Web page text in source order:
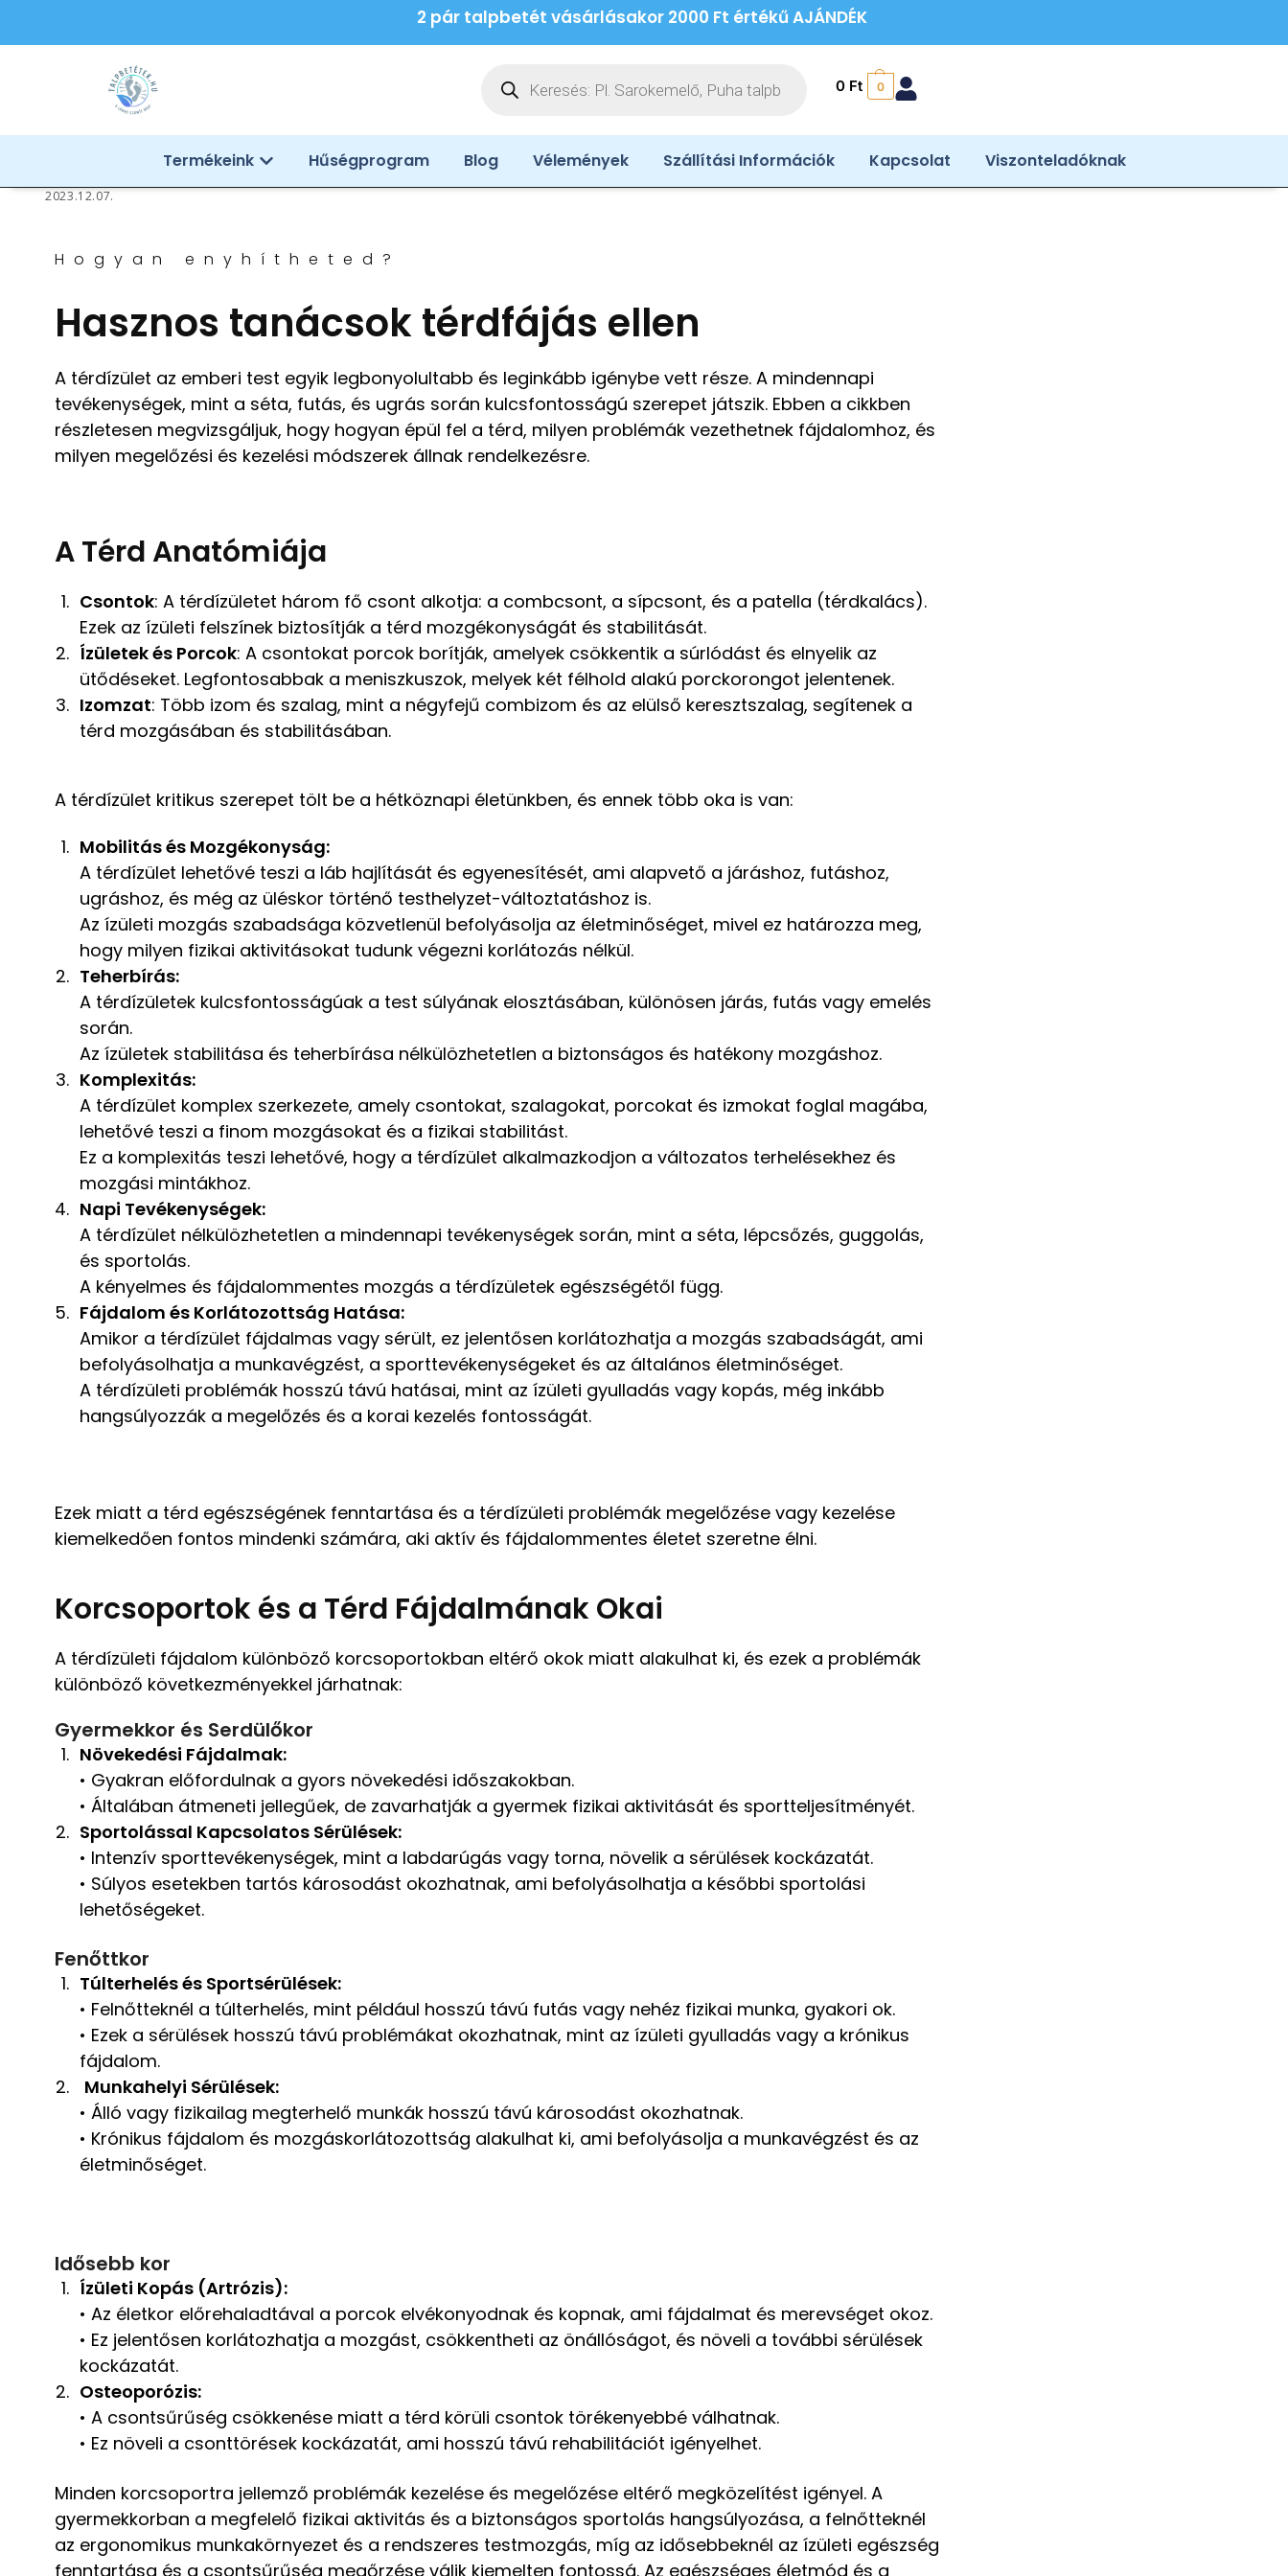
2 pár talpbetét vásárlásakor 2000 Ft értékű AJÁNDÉK
0 Ft 0
Termékeink Hűségprogram Blog Vélemények Szállítási Információk Kapcsolat Viszonteladóknak
2023.12.07.
Hogyan enyhítheted?
Hasznos tanácsok térdfájás ellen
A térdízület az emberi test egyik legbonyolultabb és leginkább igénybe vett része. A mindennapi
tevékenységek, mint a séta, futás, és ugrás során kulcsfontosságú szerepet játszik. Ebben a cikkben
részletesen megvizsgáljuk, hogy hogyan épül fel a térd, milyen problémák vezethetnek fájdalomhoz, és
milyen megelőzési és kezelési módszerek állnak rendelkezésre.
A Térd Anatómiája
Csontok: A térdízületet három fő csont alkotja: a combcsont, a sípcsont, és a patella (térdkalács).
Ezek az ízületi felszínek biztosítják a térd mozgékonyságát és stabilitását.
Ízületek és Porcok: A csontokat porcok borítják, amelyek csökkentik a súrlódást és elnyelik az
ütődéseket. Legfontosabbak a meniszkuszok, melyek két félhold alakú porckorongot jelentenek.
Izomzat: Több izom és szalag, mint a négyfejű combizom és az elülső keresztszalag, segítenek a
térd mozgásában és stabilitásában.
A térdízület kritikus szerepet tölt be a hétköznapi életünkben, és ennek több oka is van:
Mobilitás és Mozgékonyság:
A térdízület lehetővé teszi a láb hajlítását és egyenesítését, ami alapvető a járáshoz, futáshoz,
ugráshoz, és még az üléskor történő testhelyzet-változtatáshoz is.
Az ízületi mozgás szabadsága közvetlenül befolyásolja az életminőséget, mivel ez határozza meg,
hogy milyen fizikai aktivitásokat tudunk végezni korlátozás nélkül.
Teherbírás:
A térdízületek kulcsfontosságúak a test súlyának elosztásában, különösen járás, futás vagy emelés
során.
Az ízületek stabilitása és teherbírása nélkülözhetetlen a biztonságos és hatékony mozgáshoz.
Komplexitás:
A térdízület komplex szerkezete, amely csontokat, szalagokat, porcokat és izmokat foglal magába,
lehetővé teszi a finom mozgásokat és a fizikai stabilitást.
Ez a komplexitás teszi lehetővé, hogy a térdízület alkalmazkodjon a változatos terhelésekhez és
mozgási mintákhoz.
Napi Tevékenységek:
A térdízület nélkülözhetetlen a mindennapi tevékenységek során, mint a séta, lépcsőzés, guggolás,
és sportolás.
A kényelmes és fájdalommentes mozgás a térdízületek egészségétől függ.
Fájdalom és Korlátozottság Hatása:
Amikor a térdízület fájdalmas vagy sérült, ez jelentősen korlátozhatja a mozgás szabadságát, ami
befolyásolhatja a munkavégzést, a sporttevékenységeket és az általános életminőséget.
A térdízületi problémák hosszú távú hatásai, mint az ízületi gyulladás vagy kopás, még inkább
hangsúlyozzák a megelőzés és a korai kezelés fontosságát.
Ezek miatt a térd egészségének fenntartása és a térdízületi problémák megelőzése vagy kezelése
kiemelkedően fontos mindenki számára, aki aktív és fájdalommentes életet szeretne élni.
Korcsoportok és a Térd Fájdalmának Okai
A térdízületi fájdalom különböző korcsoportokban eltérő okok miatt alakulhat ki, és ezek a problémák
különböző következményekkel járhatnak:
Gyermekkor és Serdülőkor
Növekedési Fájdalmak:
• Gyakran előfordulnak a gyors növekedési időszakokban.
• Általában átmeneti jellegűek, de zavarhatják a gyermek fizikai aktivitását és sportteljesítményét.
Sportolással Kapcsolatos Sérülések:
• Intenzív sporttevékenységek, mint a labdarúgás vagy torna, növelik a sérülések kockázatát.
• Súlyos esetekben tartós károsodást okozhatnak, ami befolyásolhatja a későbbi sportolási
lehetőségeket.
Fenőttkor
Túlterhelés és Sportsérülések:
• Felnőtteknél a túlterhelés, mint például hosszú távú futás vagy nehéz fizikai munka, gyakori ok.
• Ezek a sérülések hosszú távú problémákat okozhatnak, mint az ízületi gyulladás vagy a krónikus
fájdalom.
Munkahelyi Sérülések:
• Álló vagy fizikailag megterhelő munkák hosszú távú károsodást okozhatnak.
• Krónikus fájdalom és mozgáskorlátozottság alakulhat ki, ami befolyásolja a munkavégzést és az
életminőséget.
Idősebb kor
Ízületi Kopás (Artrózis):
• Az életkor előrehaladtával a porcok elvékonyodnak és kopnak, ami fájdalmat és merevséget okoz.
• Ez jelentősen korlátozhatja a mozgást, csökkentheti az önállóságot, és növeli a további sérülések
kockázatát.
Osteoporózis:
• A csontsűrűség csökkenése miatt a térd körüli csontok törékenyebbé válhatnak.
• Ez növeli a csonttörések kockázatát, ami hosszú távú rehabilitációt igényelhet.
Minden korcsoportra jellemző problémák kezelése és megelőzése eltérő megközelítést igényel. A
gyermekkorban a megfelelő fizikai aktivitás és a biztonságos sportolás hangsúlyozása, a felnőtteknél
az ergonomikus munkakörnyezet és a rendszeres testmozgás, míg az idősebbeknél az ízületi egészség
fenntartása és a csontsűrűség megőrzése válik kiemelten fontossá. Az egészséges életmód és a
kedvezményre!
NEM, KÖSZI!